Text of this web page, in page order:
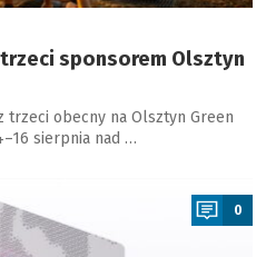
trzeci sponsorem Olsztyn
trzeci obecny na Olsztyn Green
sierpnia nad …
0